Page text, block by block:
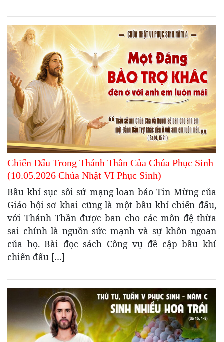
Chiến Đấu Trong Thánh Thần Của Chúa Phục Sinh
(10.05.2026 Chúa Nhật VI Phục Sinh)
Bầu khí sục sôi sứ mạng loan báo Tin Mừng của
Giáo hội sơ khai cũng là một bầu khí chiến đấu,
với Thánh Thần được ban cho các môn đệ thừa
sai chính là nguồn sức mạnh và sự khôn ngoan
của họ. Bài đọc sách Công vụ đề cập bầu khí
chiến đấu […]